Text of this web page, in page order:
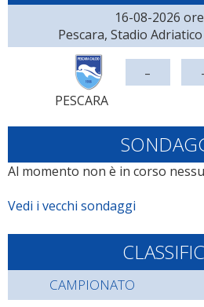
16-08-2026
Pescara, Stadio
PESCARA
-
Al momento non è in corso
Vedi i vecchi sondaggi
CAMPIONATO